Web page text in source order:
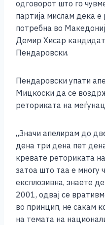
e
b
o
o
k
e
n
g
er
er
одговорот што го
партија мислам дека
потребна во
Демир Хисар
Пендаровски.
Пендаровски упати
Мицкоски да се
реториката на
„Значи апелирам до
дена три дена пет
кревате реториката
затоа што таа е многу
експлозивна, знаете
2001, одвај се
во принцип, не сакам
на темата на